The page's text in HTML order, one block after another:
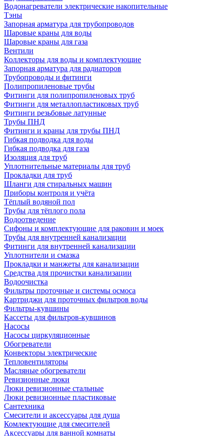
Водонагреватели электрические накопительные
Тэны
Запорная арматура для трубопроводов
Шаровые краны для воды
Шаровые краны для газа
Вентили
Коллекторы для воды и комплектующие
Запорная арматура для радиаторов
Трубопроводы и фитинги
Полипропиленовые трубы
Фитинги для полипропиленовых труб
Фитинги для металлопластиковых труб
Фитинги резьбовые латунные
Трубы ПНД
Фитинги и краны для трубы ПНД
Гибкая подводка для воды
Гибкая подводка для газа
Изоляция для труб
Уплотнительные материалы для труб
Прокладки для труб
Шланги для стиральных машин
Приборы контроля и учёта
Тёплый водяной пол
Трубы для тёплого пола
Водоотведение
Сифоны и комплектующие для раковин и моек
Трубы для внутренней канализации
Фитинги для внутренней канализации
Уплотнители и смазка
Прокладки и манжеты для канализации
Средства для прочистки канализации
Водоочистка
Фильтры проточные и системы осмоса
Картриджи для проточных фильтров воды
Фильтры-кувшины
Кассеты для фильтров-кувшинов
Насосы
Насосы циркуляционные
Обогреватели
Конвекторы электрические
Тепловентиляторы
Масляные обогреватели
Ревизионные люки
Люки ревизионные стальные
Люки ревизионные пластиковые
Сантехника
Смесители и аксессуары для душа
Комлектующие для смесителей
Аксессуары для ванной комнаты